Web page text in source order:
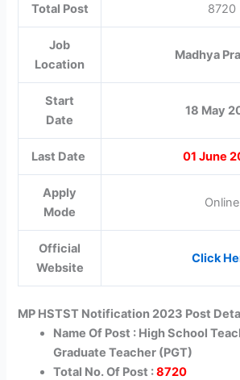
Total Post 8720
Job
Location
Madhya
Start
Date
18 May
Last Date 01 June
Apply
Mode
Online
Official
Website
Click
MP HSTST Notification 2023 Post
Name Of Post : High School
Graduate Teacher (PGT)
Total No. Of Post :8720